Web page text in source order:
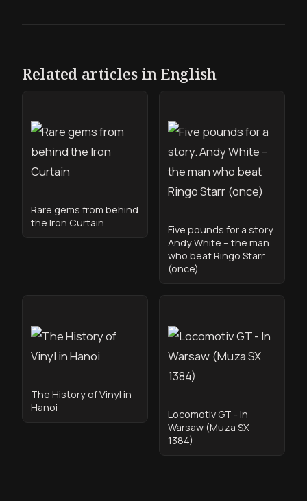
Related articles in English
Rare gems from behind
the Iron Curtain
Five pounds for a story.
Andy White – the man
who beat Ringo Starr
(once)
The History of Vinyl in
Hanoi
Locomotiv GT - In
Warsaw (Muza SX
1384)